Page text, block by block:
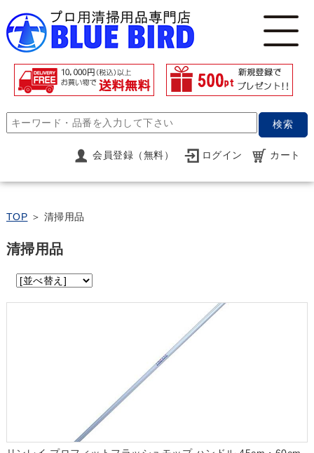
検索
会員登録（無料） ログイン カート
TOP ＞ 清掃用品
清掃用品